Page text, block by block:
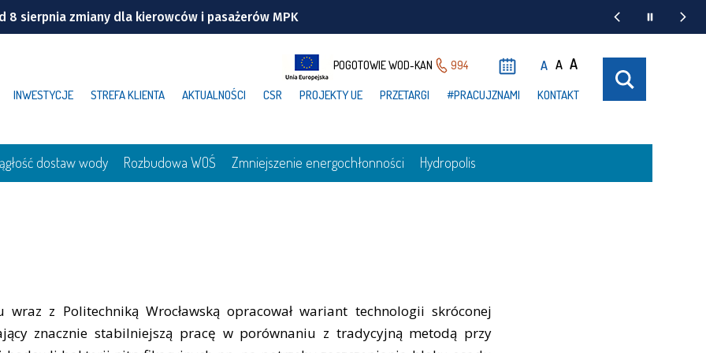
sierpnia zmiany dla kierowców i pasażerów MPK
jest jak pączek w maśle! | FILM
POGOTOWIE WOD-KAN 994 A A A
INWESTYCJE STREFA KLIENTA AKTUALNOŚCI CSR PROJEKTY UE PRZETARGI #PRACUJZNAMI KONTAKT
dostaw wody Rozbudowa WOŚ Zmniejszenie energochłonności Hydropolis
wraz z Politechniką Wrocławską opracował wariant technologii skróconej
znacznie stabilniejszą pracę w porównaniu z tradycyjną metodą przy